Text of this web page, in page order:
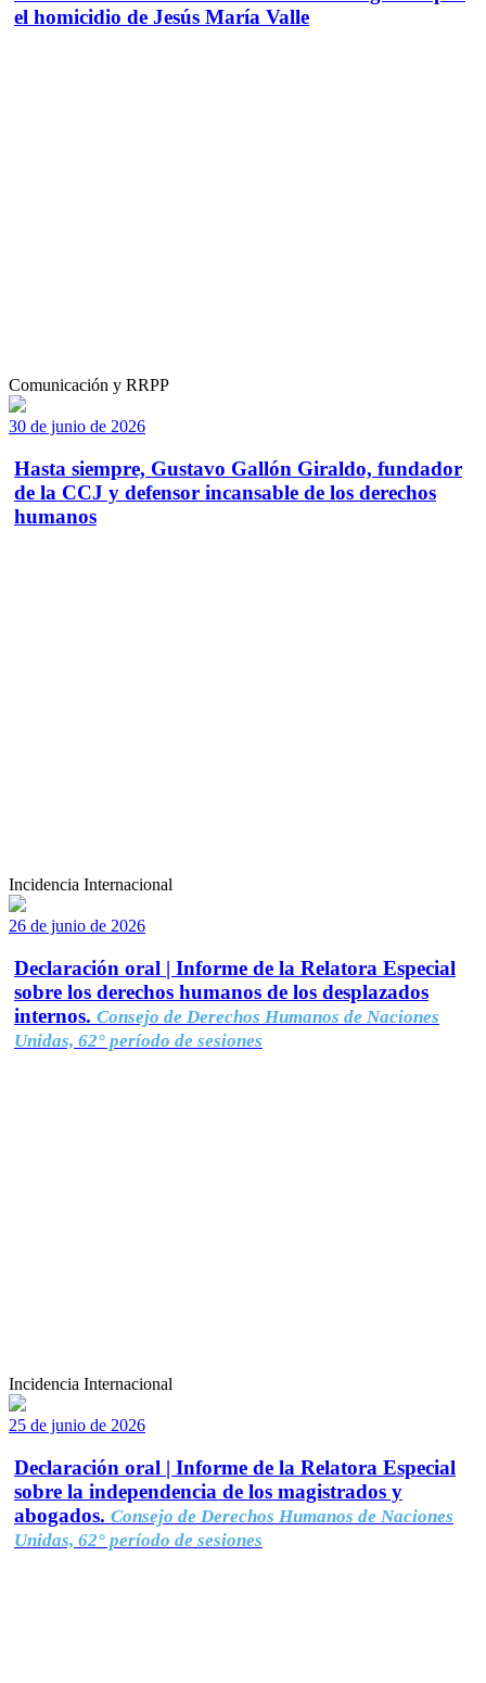
el homicidio de Jesús María Valle
Comunicación y RRPP
30 de junio de 2026
Hasta siempre, Gustavo Gallón Giraldo, fundador
de la CCJ y defensor incansable de los derechos
humanos
Incidencia Internacional
26 de junio de 2026
Declaración oral | Informe de la Relatora Especial
sobre los derechos humanos de los desplazados
internos. Consejo de Derechos Humanos de Naciones
Unidas, 62° período de sesiones
Incidencia Internacional
25 de junio de 2026
Declaración oral | Informe de la Relatora Especial
sobre la independencia de los magistrados y
abogados. Consejo de Derechos Humanos de Naciones
Unidas, 62° período de sesiones